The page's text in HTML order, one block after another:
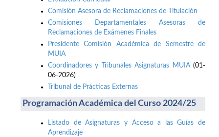
Comisión Asesora de Reclamaciones de Titulación
Comisiones Departamentales Asesoras de
Reclamaciones de Exámenes Finales
Presidente Comisión Académica de Semestre de
MUIA
Coordinadores y Tribunales Asignaturas MUIA(01-
06-2026)
Tribunal de Prácticas Externas
Programación Académica del Curso 2024/25
Listado de Asignaturas y Acceso a las Guías de
Aprendizaje